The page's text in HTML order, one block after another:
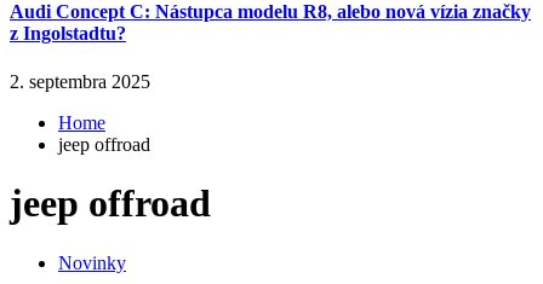
Audi Concept C: Nástupca modelu R8, alebo nová vízia značky
z Ingolstadtu?
2. septembra 2025
Home
jeep offroad
jeep offroad
Novinky